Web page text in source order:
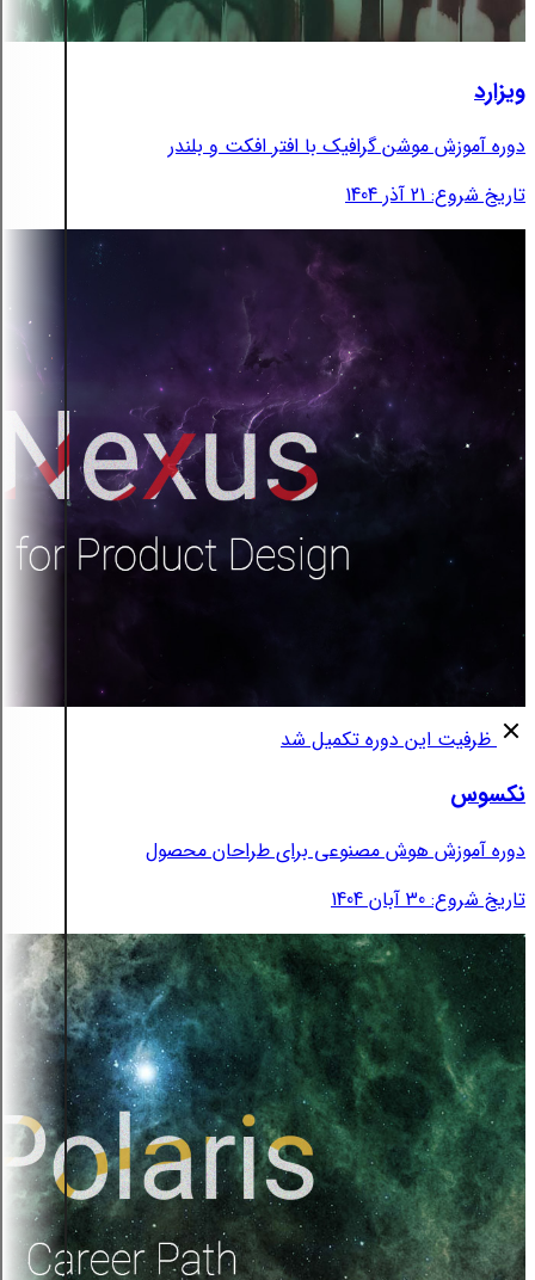
ویزارد
دوره آموزش موشن گرافیک با افتر افکت و بلندر
تاریخ شروع: 21 آذر 1404
ظرفیت این دوره تکمیل شد
نکسوس
دوره آموزش هوش مصنوعی برای طراحان محصول
تاریخ شروع: 30 آبان 1404